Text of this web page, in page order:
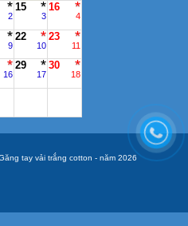
2
15
3
16
4
9
22
10
23
11
16
29
17
30
18
tay vải trắng cotton - năm 2026